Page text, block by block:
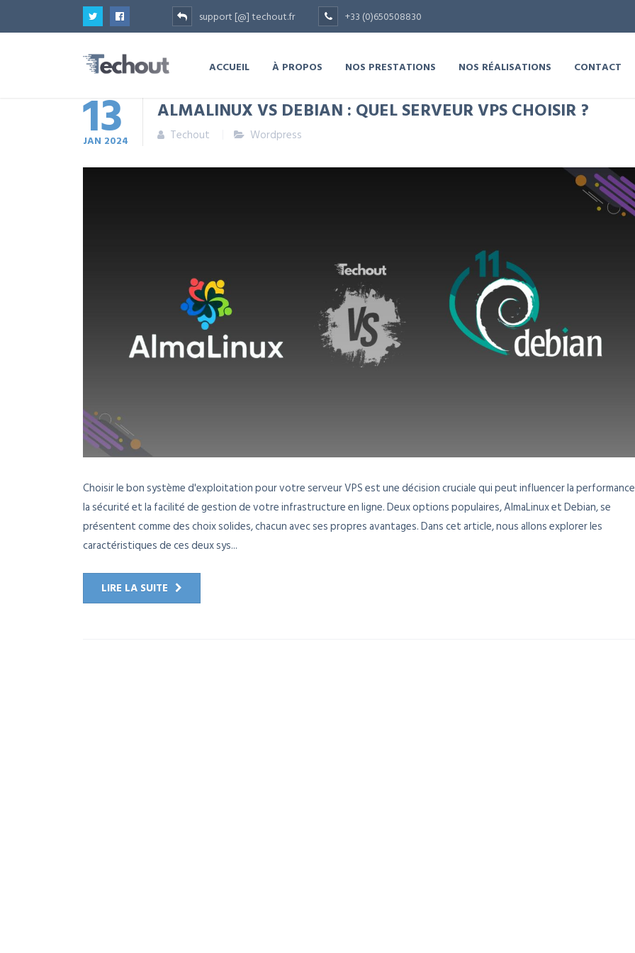
support [@] techout.fr +33 (0)650508830
ACCUEIL À PROPOS NOS PRESTATIONS NOS RÉALISATIONS CONTACT
13
JAN 2024
ALMALINUX VS DEBIAN : QUEL SERVEUR VPS CHOISIR ?
Techout Wordpress
Choisir le bon système d'exploitation pour votre serveur VPS est une décision cruciale qui peut influencer la
la sécurité et la facilité de gestion de votre infrastructure en ligne. Deux options populaires, AlmaLinux et Debian, se
présentent comme des choix solides, chacun avec ses propres avantages. Dans cet article, nous allons explorer les
caractéristiques de ces deux sys...
LIRE LA SUITE